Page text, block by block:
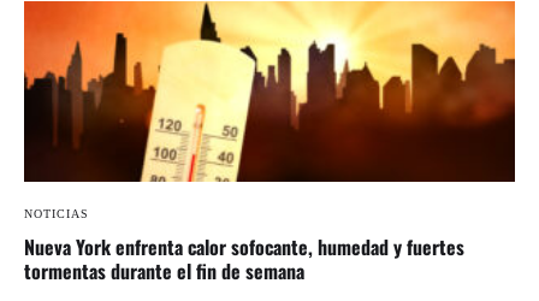
NOTICIAS
Nueva York enfrenta calor sofocante, humedad y fuertes
tormentas durante el fin de semana